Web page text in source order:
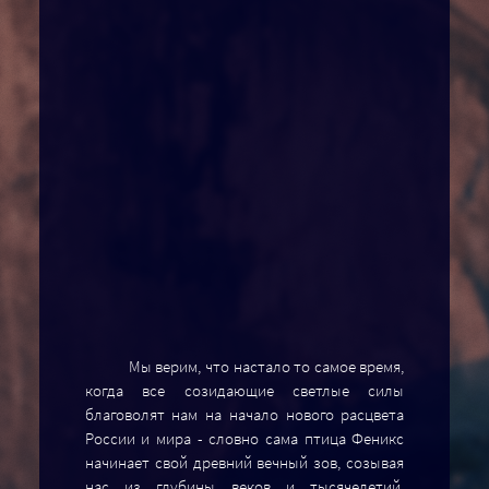
Мы верим, что настало то самое время,
когда все созидающие светлые силы
благоволят нам на начало нового расцвета
России и мира - словно сама птица Феникс
начинает свой древний вечный зов, созывая